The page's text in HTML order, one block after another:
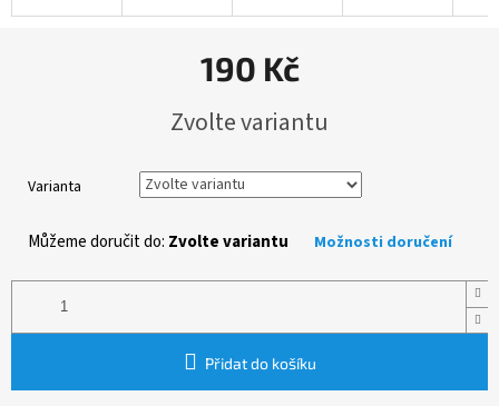
190 Kč
cena:
Zvolte variantu
Varianta
Můžeme doručit do: Zvolte variantu Možnosti doručení
Přidat do košíku